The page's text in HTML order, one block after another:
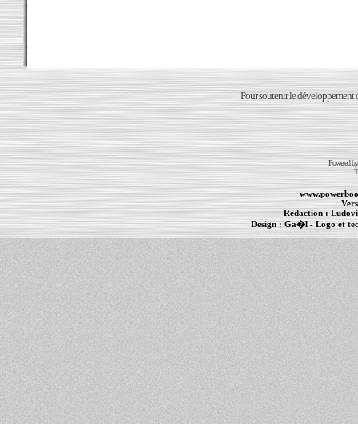
Pour soutenir le développement
Powered
Rédaction :
Design :Ga�l- Logo et
Informations :